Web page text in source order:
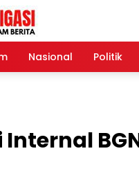
Nasional Politik
Internal